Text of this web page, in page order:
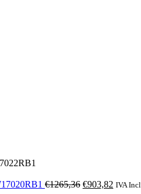
€1265,36 O
€903,82 O
IVA